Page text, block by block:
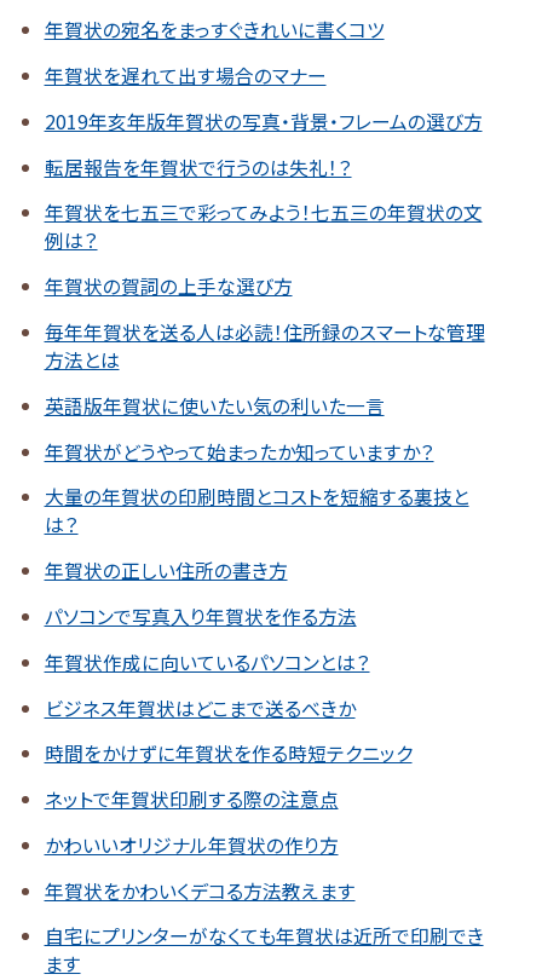
年賀状の宛名をまっすぐきれいに書くコツ
年賀状を遅れて出す場合のマナー
2019年亥年版年賀状の写真・背景・フレームの選び方
転居報告を年賀状で行うのは失礼！？
年賀状を七五三で彩ってみよう！七五三の年賀状の文
例は？
年賀状の賀詞の上手な選び方
毎年年賀状を送る人は必読！住所録のスマートな管理
方法とは
英語版年賀状に使いたい気の利いた一言
年賀状がどうやって始まったか知っていますか？
大量の年賀状の印刷時間とコストを短縮する裏技と
は？
年賀状の正しい住所の書き方
パソコンで写真入り年賀状を作る方法
年賀状作成に向いているパソコンとは？
ビジネス年賀状はどこまで送るべきか
時間をかけずに年賀状を作る時短テクニック
ネットで年賀状印刷する際の注意点
かわいいオリジナル年賀状の作り方
年賀状をかわいくデコる方法教えます
自宅にプリンターがなくても年賀状は近所で印刷でき
ます